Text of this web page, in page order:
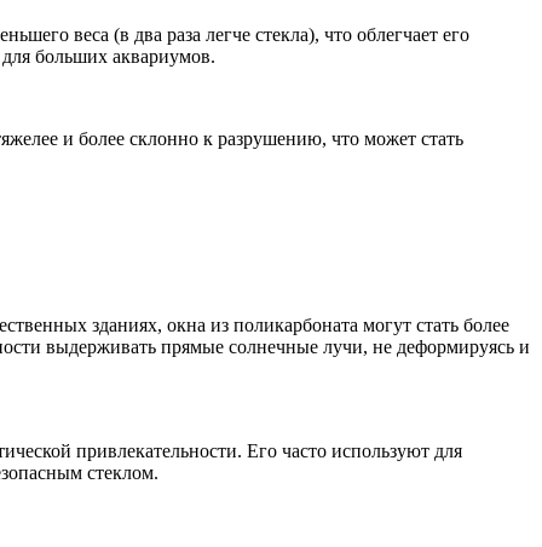
веса (в два раза легче стекла), что облегчает его
больших аквариумов.
и более склонно к разрушению, что может стать
зданиях, окна из поликарбоната могут стать более
выдерживать прямые солнечные лучи, не деформируясь и
привлекательности. Его часто используют для
стеклом.